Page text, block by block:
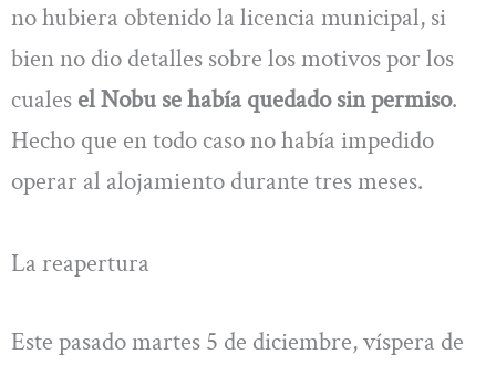
no hubiera obtenido la licencia municipal, si
bien no dio detalles sobre los motivos por los
cuales el Nobu se había quedado sin permiso.
Hecho que en todo caso no había impedido
operar al alojamiento durante tres meses.
La reapertura
Este pasado martes 5 de diciembre, víspera de